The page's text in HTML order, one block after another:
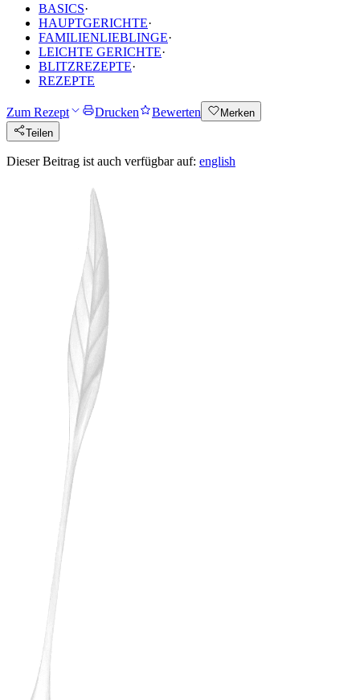
BASICS·
HAUPTGERICHTE·
FAMILIENLIEBLINGE·
LEICHTE GERICHTE·
BLITZREZEPTE·
REZEPTE
Zum Rezept Drucken Bewerten
Merken
Teilen
Dieser Beitrag ist auch verfügbar auf: english